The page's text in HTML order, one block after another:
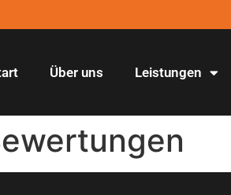
Über uns Leistungen